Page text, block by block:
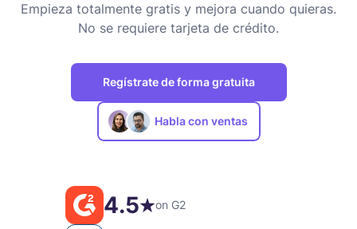
Empieza totalmente gratis y mejora cuando quieras.
No se requiere tarjeta de crédito.
Regístrate de forma gratuita
Habla con ventas
4.5 on G2